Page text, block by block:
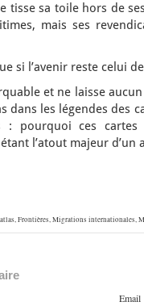
tisse sa toile hors de
mais ses
si l’avenir reste celui
et ne laisse
dans les légendes des
: pourquoi ces
l’atout majeur
,Frontières,Migrations internationales,
Email